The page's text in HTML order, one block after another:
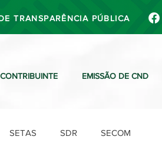
TRANSPARÊNCIA PÚBLICA
EMISSÃO DE CND
SETAS SDR SECOM